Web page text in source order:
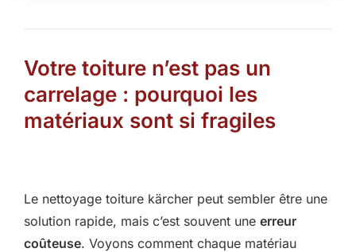
Votre toiture n’est pas un
carrelage : pourquoi les
matériaux sont si fragiles
Le nettoyage toiture kärcher peut sembler être une
solution rapide, mais c’est souvent une erreur
coûteuse. Voyons comment chaque matériau